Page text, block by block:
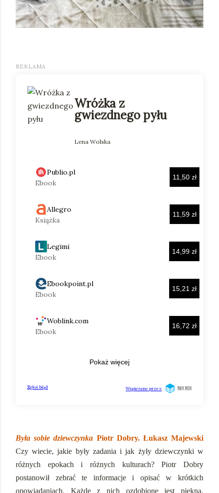
Była sobie dziewczynka Piotr Dobry. Łukasz Majewski
Czy wiecie, jakie były zadania i jak żyły dziewczynki w
różnych epokach i różnych kulturach? Piotr Dobry
postanowił zebrać te informacje i opisać w krótkich
opowiadaniach. Każde z nich ozdobione jest piękną,